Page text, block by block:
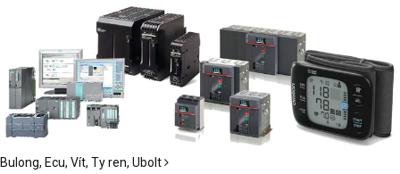
Bulong, Ecu, Vít, Ty ren, Ubolt